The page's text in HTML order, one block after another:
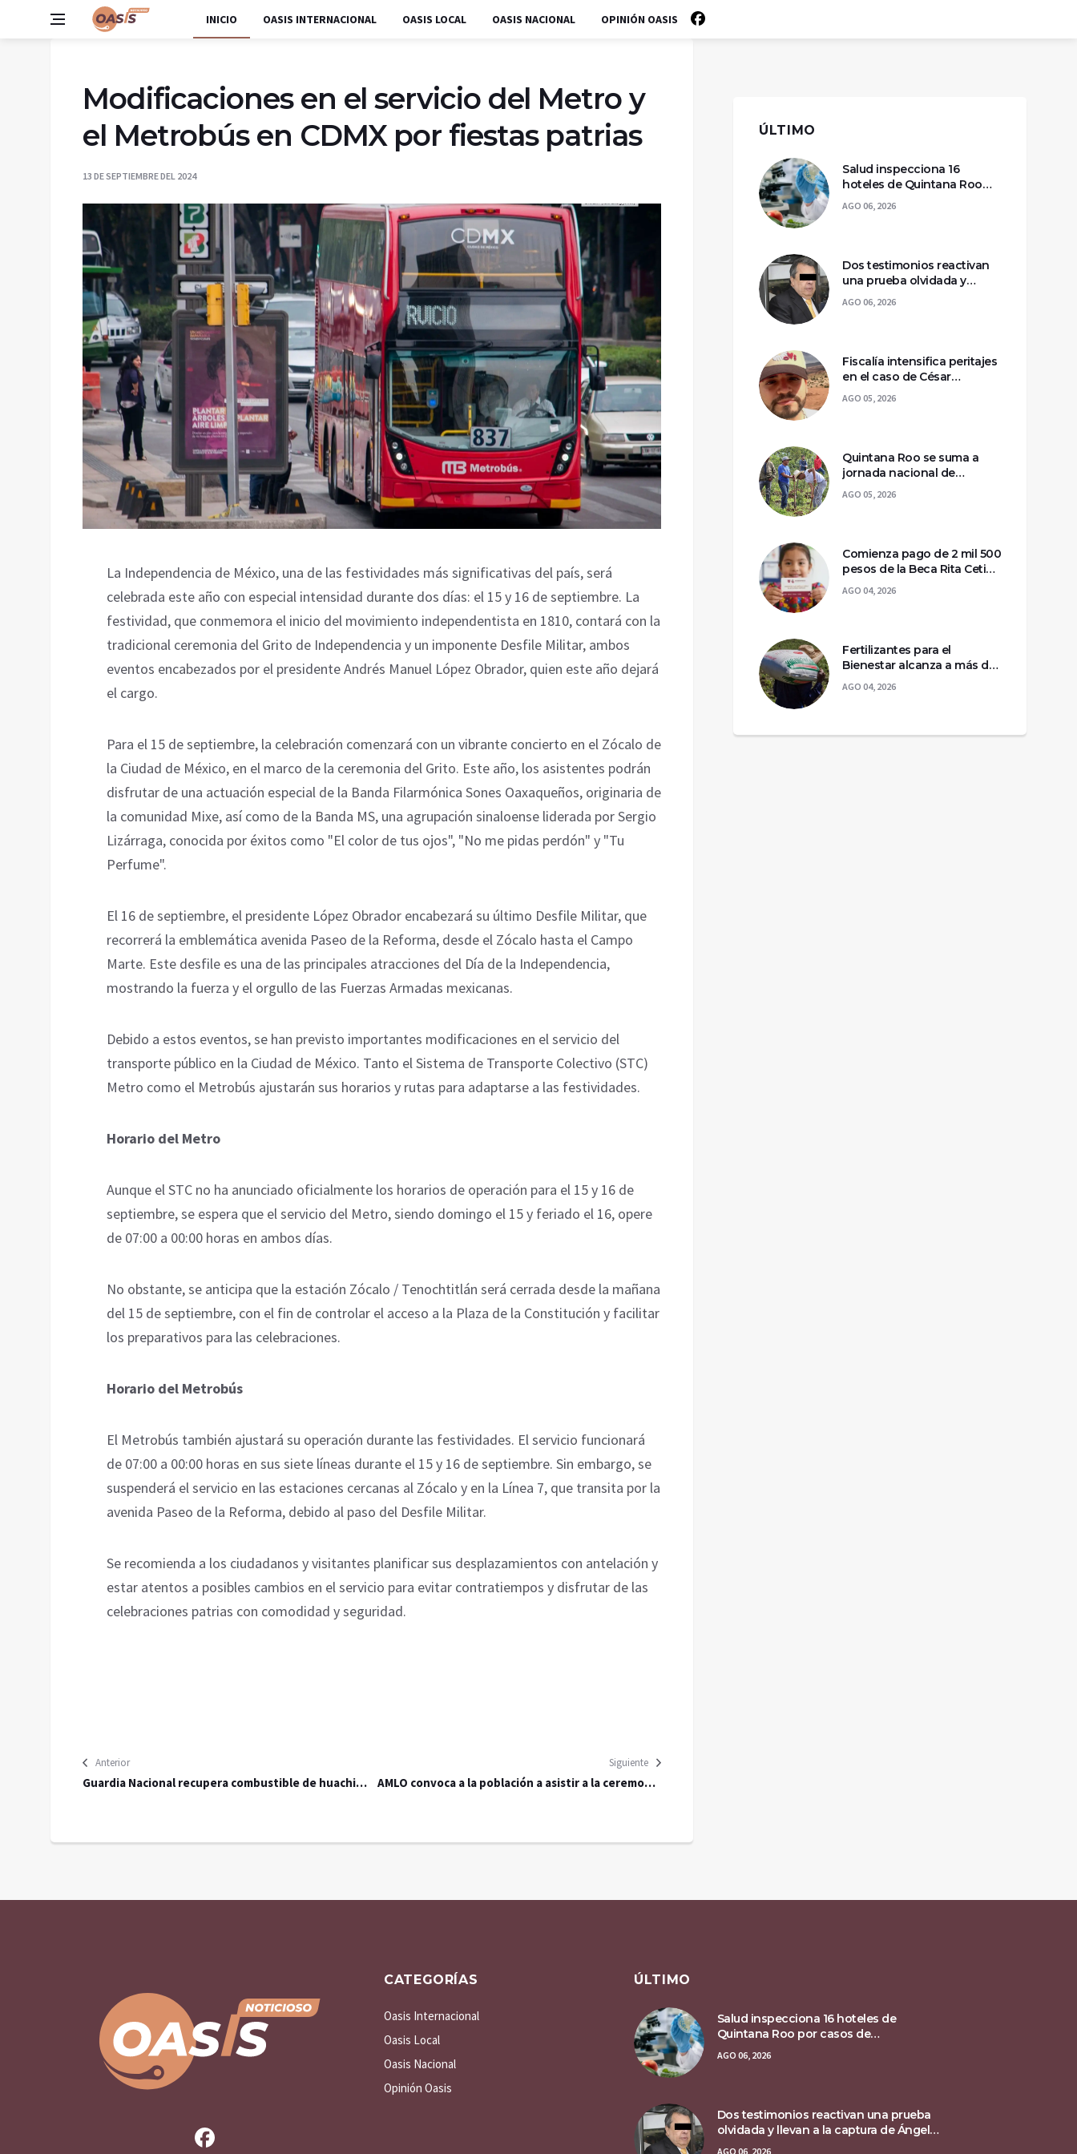
INICIO OASIS INTERNACIONAL OASIS LOCAL OASIS NACIONAL OPINIÓN OASIS
Modificaciones en el servicio del Metro y
el Metrobús en CDMX por fiestas patrias
13 DE SEPTIEMBRE DEL 2024
La Independencia de México, una de las festividades más significativas del país, será
celebrada este año con especial intensidad durante dos días: el 15 y 16 de septiembre. La
festividad, que conmemora el inicio del movimiento independentista en 1810, contará con la
tradicional ceremonia del Grito de Independencia y un imponente Desfile Militar, ambos
eventos encabezados por el presidente Andrés Manuel López Obrador, quien este año dejará
el cargo.
Para el 15 de septiembre, la celebración comenzará con un vibrante concierto en el Zócalo de
la Ciudad de México, en el marco de la ceremonia del Grito. Este año, los asistentes podrán
disfrutar de una actuación especial de la Banda Filarmónica Sones Oaxaqueños, originaria de
la comunidad Mixe, así como de la Banda MS, una agrupación sinaloense liderada por Sergio
Lizárraga, conocida por éxitos como "El color de tus ojos", "No me pidas perdón" y "Tu
Perfume".
El 16 de septiembre, el presidente López Obrador encabezará su último Desfile Militar, que
recorrerá la emblemática avenida Paseo de la Reforma, desde el Zócalo hasta el Campo
Marte. Este desfile es una de las principales atracciones del Día de la Independencia,
mostrando la fuerza y el orgullo de las Fuerzas Armadas mexicanas.
Debido a estos eventos, se han previsto importantes modificaciones en el servicio del
transporte público en la Ciudad de México. Tanto el Sistema de Transporte Colectivo (STC)
Metro como el Metrobús ajustarán sus horarios y rutas para adaptarse a las festividades.
Horario del Metro
Aunque el STC no ha anunciado oficialmente los horarios de operación para el 15 y 16 de
septiembre, se espera que el servicio del Metro, siendo domingo el 15 y feriado el 16, opere
de 07:00 a 00:00 horas en ambos días.
No obstante, se anticipa que la estación Zócalo / Tenochtitlán será cerrada desde la mañana
del 15 de septiembre, con el fin de controlar el acceso a la Plaza de la Constitución y facilitar
los preparativos para las celebraciones.
Horario del Metrobús
El Metrobús también ajustará su operación durante las festividades. El servicio funcionará
de 07:00 a 00:00 horas en sus siete líneas durante el 15 y 16 de septiembre. Sin embargo, se
suspenderá el servicio en las estaciones cercanas al Zócalo y en la Línea 7, que transita por la
avenida Paseo de la Reforma, debido al paso del Desfile Militar.
Se recomienda a los ciudadanos y visitantes planificar sus desplazamientos con antelación y
estar atentos a posibles cambios en el servicio para evitar contratiempos y disfrutar de las
celebraciones patrias con comodidad y seguridad.
Anterior
Guardia Nacional recupera combustible de huachicol
Siguiente
AMLO convoca a la población a asistir a la ceremonia
ÚLTIMO
Salud inspecciona 16
hoteles de Quintana Roo
por casos de ciclosporiasis
AGO 06, 2026
Dos testimonios reactivan
una prueba olvidada y
llevan a la captura de Ángel
Aguirre
AGO 06, 2026
Fiscalía intensifica peritajes
en el caso de César
Gastélum; mantienen
asegurada la escena del
AGO 05, 2026
Quintana Roo se suma a
jornada nacional de
reforestación para
recuperar ecosistemas del
AGO 05, 2026
Comienza pago de 2 mil 500
pesos de la Beca Rita Cetina
para estudiantes de
primaria
AGO 04, 2026
Fertilizantes para el
Bienestar alcanza a más de
2 millones de productores
en México
AGO 04, 2026
CATEGORÍAS
Oasis Internacional
Oasis Local
Oasis Nacional
Opinión Oasis
ÚLTIMO
Salud inspecciona 16 hoteles de
Quintana Roo por casos de
ciclosporiasis
AGO 06, 2026
Dos testimonios reactivan una prueba
olvidada y llevan a la captura de Ángel
Aguirre
AGO 06, 2026